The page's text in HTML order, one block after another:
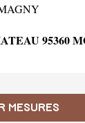
95360
MESURES